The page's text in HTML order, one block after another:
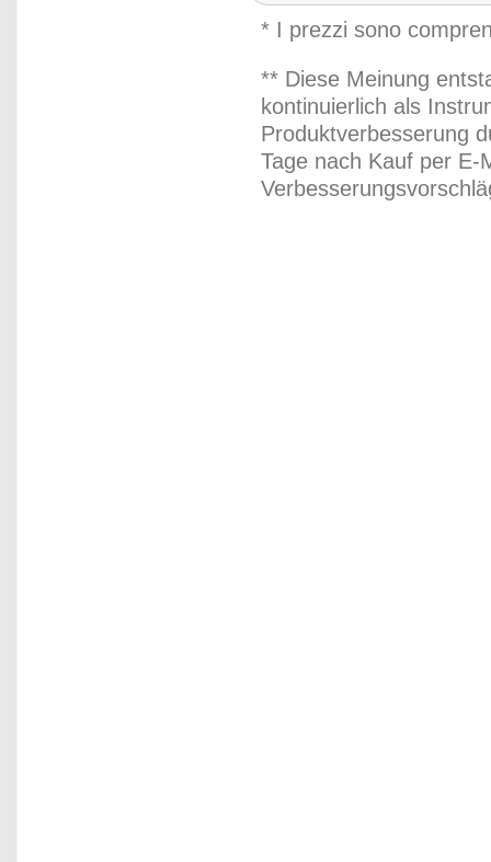
* I prezzi sono
** Diese Meinung
kontinuierlich als
Produktverbesserung
Tage nach Kauf per E-